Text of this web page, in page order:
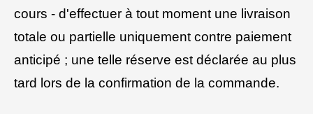
cours - d'effectuer à tout moment une livraison
totale ou partielle uniquement contre paiement
anticipé ; une telle réserve est déclarée au plus
tard lors de la confirmation de la commande.